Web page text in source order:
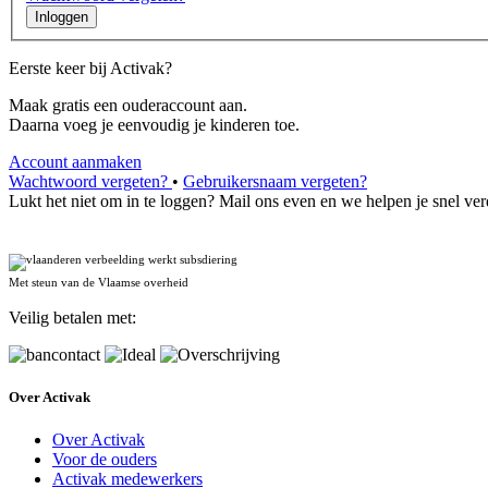
Inloggen
Eerste keer bij Activak?
Maak gratis een ouderaccount aan.
Daarna voeg je eenvoudig je kinderen toe.
Account aanmaken
Wachtwoord vergeten? • Gebruikersnaam vergeten?
Lukt het niet om in te loggen? Mail ons even en we helpen je snel
Met steun van de Vlaamse overheid
Veilig betalen met:
Over Activak
Over Activak
Voor de ouders
Activak medewerkers